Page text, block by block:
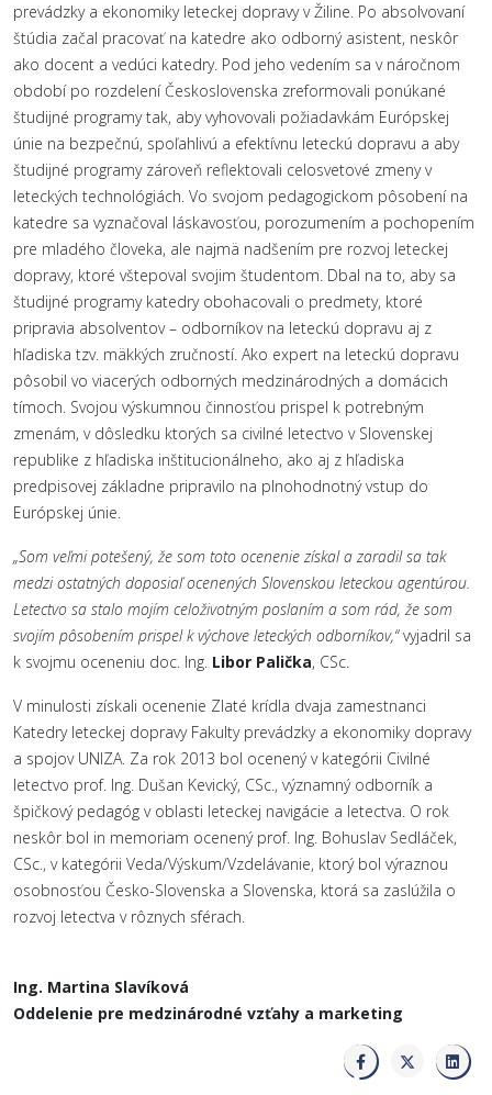
prevádzky a ekonomiky leteckej dopravy v Žiline. Po absolvovaní
štúdia začal pracovať na katedre ako odborný asistent, neskôr
ako docent a vedúci katedry. Pod jeho vedením sa v náročnom
období po rozdelení Československa zreformovali ponúkané
študijné programy tak, aby vyhovovali požiadavkám Európskej
únie na bezpečnú, spoľahlivú a efektívnu leteckú dopravu a aby
študijné programy zároveň reflektovali celosvetové zmeny v
leteckých technológiách. Vo svojom pedagogickom pôsobení na
katedre sa vyznačoval láskavosťou, porozumením a pochopením
pre mladého človeka, ale najmä nadšením pre rozvoj leteckej
dopravy, ktoré vštepoval svojim študentom. Dbal na to, aby sa
študijné programy katedry obohacovali o predmety, ktoré
pripravia absolventov – odborníkov na leteckú dopravu aj z
hľadiska tzv. mäkkých zručností. Ako expert na leteckú dopravu
pôsobil vo viacerých odborných medzinárodných a domácich
tímoch. Svojou výskumnou činnosťou prispel k potrebným
zmenám, v dôsledku ktorých sa civilné letectvo v Slovenskej
republike z hľadiska inštitucionálneho, ako aj z hľadiska
predpisovej základne pripravilo na plnohodnotný vstup do
Európskej únie.
„Som veľmi potešený, že som toto ocenenie získal a zaradil sa tak
medzi ostatných doposiaľ ocenených Slovenskou leteckou agentúrou.
Letectvo sa stalo mojím celoživotným poslaním a som rád, že som
svojím pôsobením prispel k výchove leteckých odborníkov,“vyjadril sa
k svojmu oceneniu doc. Ing. Libor Palička, CSc.
V minulosti získali ocenenie Zlaté krídla dvaja zamestnanci
Katedry leteckej dopravy Fakulty prevádzky a ekonomiky dopravy
a spojov UNIZA. Za rok 2013 bol ocenený v kategórii Civilné
letectvo prof. Ing. Dušan Kevický, CSc., významný odborník a
špičkový pedagóg v oblasti leteckej navigácie a letectva. O rok
neskôr bol in memoriam ocenený prof. Ing. Bohuslav Sedláček,
CSc., v kategórii Veda/Výskum/Vzdelávanie, ktorý bol výraznou
osobnosťou Česko-Slovenska a Slovenska, ktorá sa zaslúžila o
rozvoj letectva v rôznych sférach.
Ing. Martina Slavíková
Oddelenie pre medzinárodné vzťahy a marketing